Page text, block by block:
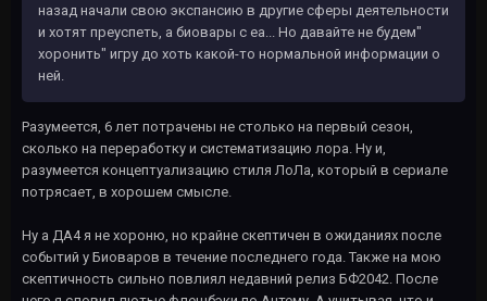
назад начали свою экспансию в другие сферы деятельности
и хотят преуспеть, а биовары с еа... Но давайте не будем"
хоронить" игру до хоть какой-то нормальной информации о
ней.
Разумеется, 6 лет потрачены не столько на первый сезон,
сколько на переработку и систематизацию лора. Ну и,
разумеется концептуализацию стиля ЛоЛа, который в сериале
потрясает, в хорошем смысле.
Ну а ДА4 я не хороню, но крайне скептичен в ожиданиях после
событий у Биоваров в течение последнего года. Также на мою
скептичность сильно повлиял недавний релиз БФ2042. После